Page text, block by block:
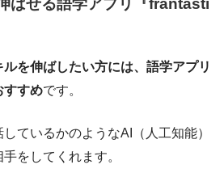
ルを伸ばしたい方には、語学アプリ
すすめです。
ているかのようなAI（人工知能）
をしてくれます。